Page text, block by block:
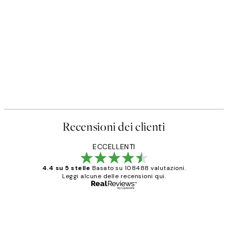
Recensioni dei clienti
ECCELLENTI
4.4 su 5 stelle Basato su 108488 valutazioni.
Leggi alcune delle recensioni qui.